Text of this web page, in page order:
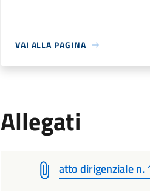
VAI ALLA PAGINA
Allegati
atto dirigenziale